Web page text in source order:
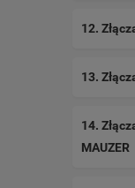
12.
13.
14.
MAUZER